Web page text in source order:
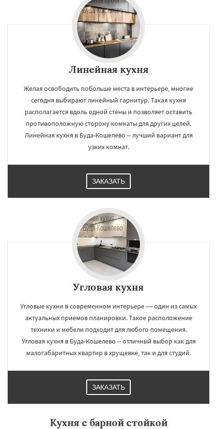
Линейная кухня
Желая освободить побольше места в интерьере, многие
сегодня выбирают линейный гарнитур. Такая кухня
располагается вдоль одной стены и позволяет оставить
противоположную сторону комнаты для других целей.
Линейная кухня в Буда-Кошелево -- лучший вариант для
узких комнат.
ЗАКАЗАТЬ
Угловая кухня
Угловые кухни в современном интерьере — один из самых
актуальных приемов планировки. Такое расположение
техники и мебели подходит для любого помещения.
Угловая кухня в Буда-Кошелево -- отличный выбор как для
малогабаритных квартир в хрущевке, так и для студий.
ЗАКАЗАТЬ
Кухня с барной стойкой